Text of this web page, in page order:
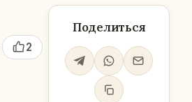
2
Поделиться